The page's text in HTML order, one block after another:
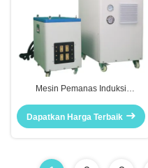
Mesin Pemanas Induksi
Mesin Pengerasan Induksi
Dapatkan Harga Terbaik